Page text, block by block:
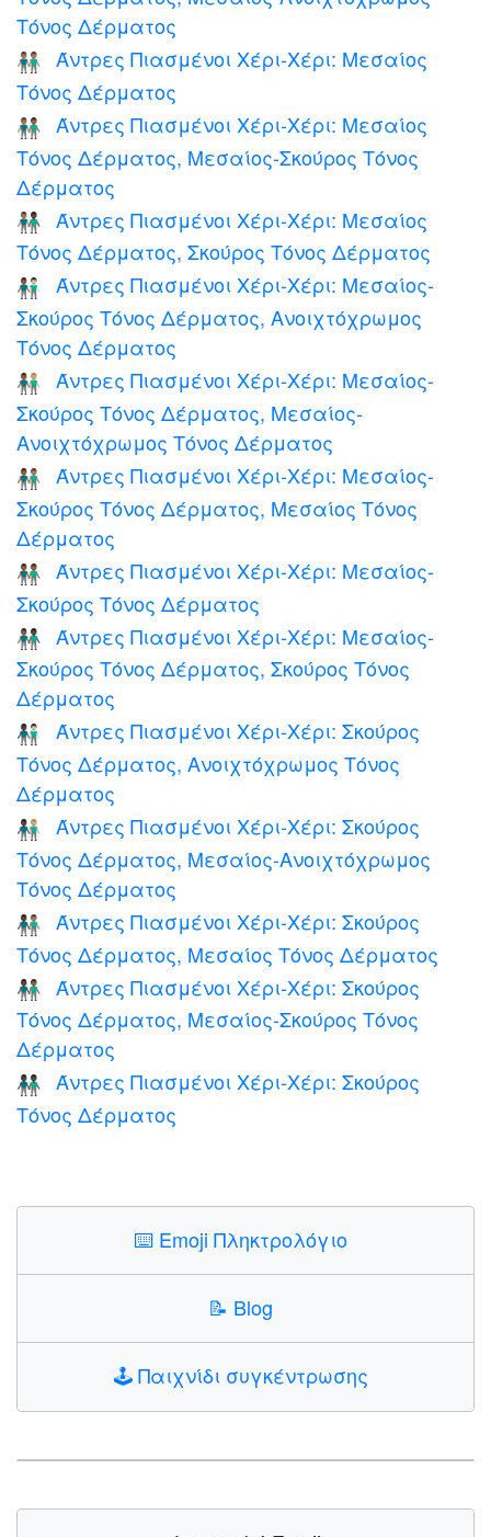
Τόνος Δέρματος
👬🏽
Άντρες Πιασμένοι Χέρι-Χέρι: Μεσαίος
Τόνος Δέρματος
👨🏽‍🤝‍👨🏾
Άντρες Πιασμένοι Χέρι-Χέρι: Μεσαίος
Τόνος Δέρματος, Μεσαίος-Σκούρος Τόνος
Δέρματος
👨🏽‍🤝‍👨🏿
Άντρες Πιασμένοι Χέρι-Χέρι: Μεσαίος
Τόνος Δέρματος, Σκούρος Τόνος Δέρματος
👨🏾‍🤝‍👨🏻
Άντρες Πιασμένοι Χέρι-Χέρι: Μεσαίος-
Σκούρος Τόνος Δέρματος, Ανοιχτόχρωμος
Τόνος Δέρματος
👨🏾‍🤝‍👨🏼
Άντρες Πιασμένοι Χέρι-Χέρι: Μεσαίος-
Σκούρος Τόνος Δέρματος, Μεσαίος-
Ανοιχτόχρωμος Τόνος Δέρματος
👨🏾‍🤝‍👨🏽
Άντρες Πιασμένοι Χέρι-Χέρι: Μεσαίος-
Σκούρος Τόνος Δέρματος, Μεσαίος Τόνος
Δέρματος
👬🏾
Άντρες Πιασμένοι Χέρι-Χέρι: Μεσαίος-
Σκούρος Τόνος Δέρματος
👨🏾‍🤝‍👨🏿
Άντρες Πιασμένοι Χέρι-Χέρι: Μεσαίος-
Σκούρος Τόνος Δέρματος, Σκούρος Τόνος
Δέρματος
👨🏿‍🤝‍👨🏻
Άντρες Πιασμένοι Χέρι-Χέρι: Σκούρος
Τόνος Δέρματος, Ανοιχτόχρωμος Τόνος
Δέρματος
👨🏿‍🤝‍👨🏼
Άντρες Πιασμένοι Χέρι-Χέρι: Σκούρος
Τόνος Δέρματος, Μεσαίος-Ανοιχτόχρωμος
Τόνος Δέρματος
👨🏿‍🤝‍👨🏽
Άντρες Πιασμένοι Χέρι-Χέρι: Σκούρος
Τόνος Δέρματος, Μεσαίος Τόνος Δέρματος
👨🏿‍🤝‍👨🏾
Άντρες Πιασμένοι Χέρι-Χέρι: Σκούρος
Τόνος Δέρματος, Μεσαίος-Σκούρος Τόνος
Δέρματος
👬🏿
Άντρες Πιασμένοι Χέρι-Χέρι: Σκούρος
Τόνος Δέρματος
⌨️ Emoji Πληκτρολόγιο
📝 Blog
🕹️Παιχνίδι συγκέντρωσης